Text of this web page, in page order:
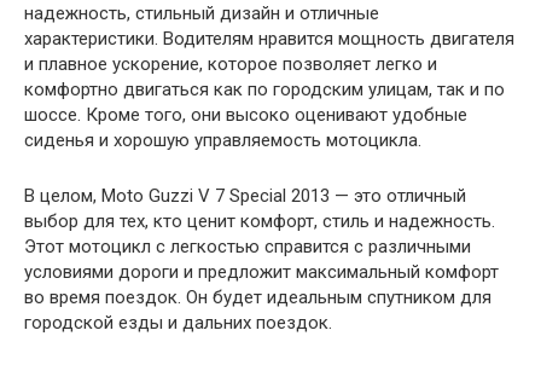
надежность, стильный дизайн и отличные
характеристики. Водителям нравится мощность двигателя
и плавное ускорение, которое позволяет легко и
комфортно двигаться как по городским улицам, так и по
шоссе. Кроме того, они высоко оценивают удобные
сиденья и хорошую управляемость мотоцикла.
В целом, Moto Guzzi V 7 Special 2013 — это отличный
выбор для тех, кто ценит комфорт, стиль и надежность.
Этот мотоцикл с легкостью справится с различными
условиями дороги и предложит максимальный комфорт
во время поездок. Он будет идеальным спутником для
городской езды и дальних поездок.